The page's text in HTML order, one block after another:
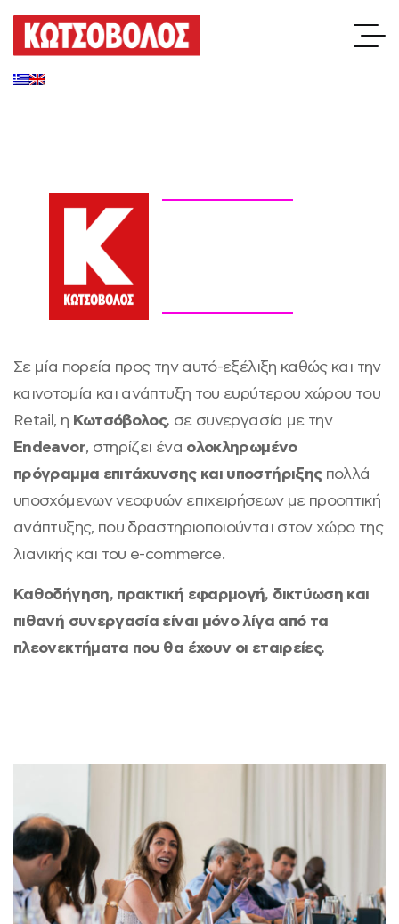
Σε μία πορεία προς την αυτό-εξέλιξη καθώς και την
καινοτομία και ανάπτυξη του ευρύτερου χώρου του
Retail, η Κωτσόβολος, σε συνεργασία με την
Endeavor, στηρίζει ένα ολοκληρωμένο
πρόγραμμα επιτάχυνσης και υποστήριξηςπολλά
υποσχόμενων νεοφυών επιχειρήσεων με προοπτική
ανάπτυξης, που δραστηριοποιούνται στον χώρο της
λιανικής και του e-commerce.
Καθοδήγηση, πρακτική εφαρμογή, δικτύωση και
πιθανή συνεργασία είναι μόνο λίγα από τα
πλεονεκτήματα που θα έχουν οι εταιρείες.